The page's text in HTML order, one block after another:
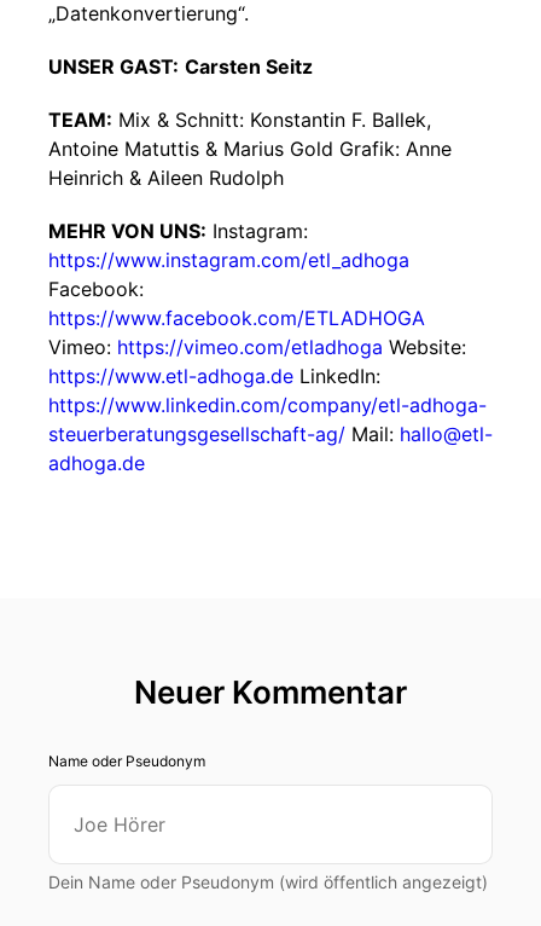
„Datenkonvertierung“.
UNSER GAST: Carsten Seitz
TEAM: Mix & Schnitt: Konstantin F. Ballek,
Antoine Matuttis & Marius Gold Grafik: Anne
Heinrich & Aileen Rudolph
MEHR VON UNS: Instagram:
https://www.instagram.com/etl_adhoga
Facebook:
https://www.facebook.com/ETLADHOGA
Vimeo: https://vimeo.com/etladhoga Website:
https://www.etl-adhoga.de LinkedIn:
https://www.linkedin.com/company/etl-adhoga-
steuerberatungsgesellschaft-ag/ Mail: hallo@etl-
adhoga.de
Neuer Kommentar
Name oder Pseudonym
Dein Name oder Pseudonym (wird öffentlich angezeigt)